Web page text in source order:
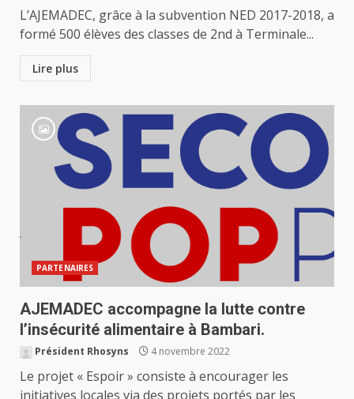
L’AJEMADEC, grâce à la subvention NED 2017-2018, a
formé 500 élèves des classes de 2nd à Terminale...
Lire plus
PARTENAIRES
AJEMADEC accompagne la lutte contre
l’insécurité alimentaire à Bambari.
Président Rhosyns 4 novembre 2022
Le projet « Espoir » consiste à encourager les
initiatives locales via des projets portés par les